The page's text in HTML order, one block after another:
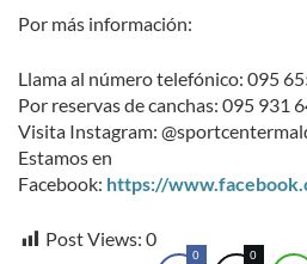
Por más información:
Llama al número telefónico: 095
Por reservas de canchas: 095 931
Visita Instagram:
Estamos en
Facebook: https://
Post Views: 0
0 0